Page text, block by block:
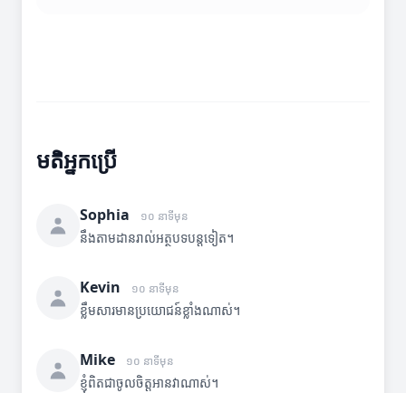
មតិអ្នកប្រើ
Sophia ១០ នាទីមុន
នឹងតាមដានរាល់អត្ថបទបន្តទៀត។
Kevin ១០ នាទីមុន
ខ្លឹមសារមានប្រយោជន៍ខ្លាំងណាស់។
Mike ១០ នាទីមុន
ខ្ញុំពិតជាចូលចិត្តអានវាណាស់។